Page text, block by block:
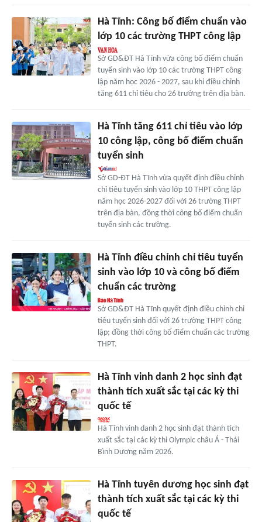
Hà Tĩnh: Công bố điểm chuẩn vào
lớp 10 các trường THPT công lập
Sở GD&ĐT Hà Tĩnh vừa công bố điểm chuẩn
tuyển sinh vào lớp 10 các trường THPT công
lập năm học 2026 - 2027, sau khi điều chỉnh
tăng 611 chỉ tiêu cho 26 trường trên địa bàn.
Hà Tĩnh tăng 611 chỉ tiêu vào lớp
10 công lập, công bố điểm chuẩn
tuyển sinh
Sở GD-ĐT Hà Tĩnh vừa quyết định điều chỉnh
chỉ tiêu tuyển sinh vào lớp 10 THPT công lập
năm học 2026-2027 đối với 26 trường THPT
trên địa bàn, đồng thời công bố điểm chuẩn
tuyển sinh các trường.
Hà Tĩnh điều chỉnh chỉ tiêu tuyển
sinh vào lớp 10 và công bố điểm
chuẩn các trường
Sở GD&ĐT Hà Tĩnh quyết định điều chỉnh chỉ
tiêu tuyển sinh đối với 26 trường THPT công
lập; đồng thời công bố điểm chuẩn các trường
THPT.
Hà Tĩnh vinh danh 2 học sinh đạt
thành tích xuất sắc tại các kỳ thi
quốc tế
Hà Tĩnh vinh danh 2 học sinh đạt thành tích
xuất sắc tại các kỳ thi Olympic châu Á - Thái
Bình Dương năm 2026.
Hà Tĩnh tuyên dương học sinh đạt
thành tích xuất sắc tại các kỳ thi
quốc tế